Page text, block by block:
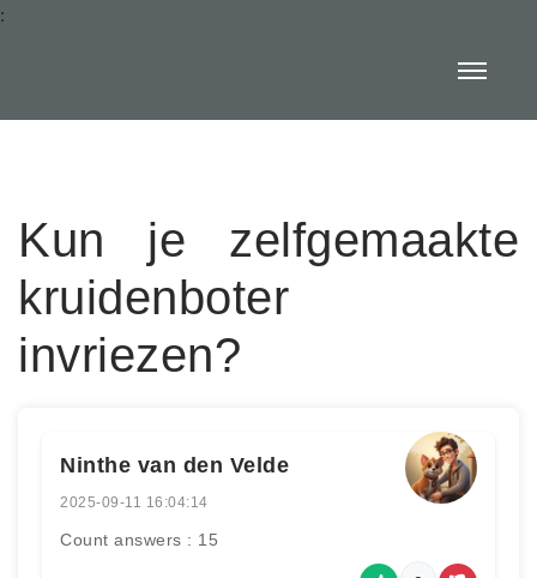
:
Kun je zelfgemaakte
kruidenboter
invriezen?
Ninthe van den Velde
2025-09-11 16:04:14
Count answers : 15